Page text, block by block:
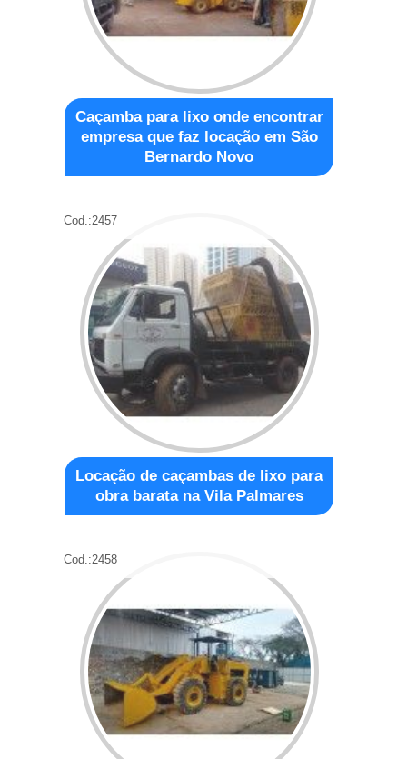
Caçamba para lixo onde encontrar
empresa que faz locação em São
Bernardo Novo
Cod.:2457
Locação de caçambas de lixo para
obra barata na Vila Palmares
Cod.:2458